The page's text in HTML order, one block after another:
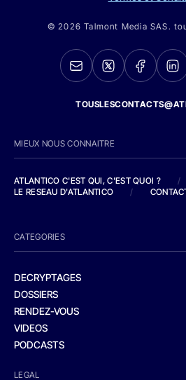
© 2026 Talmont Media SAS.
MIEUX NOUS CONNAITRE
ATLANTICO C'EST QUI, C'EST QUOI ?
/
LE RESEAU D'ATLANTICO
/
CATEGORIES
DECRYPTAGES
DOSSIERS
RENDEZ-VOUS
VIDEOS
PODCASTS
LEGAL